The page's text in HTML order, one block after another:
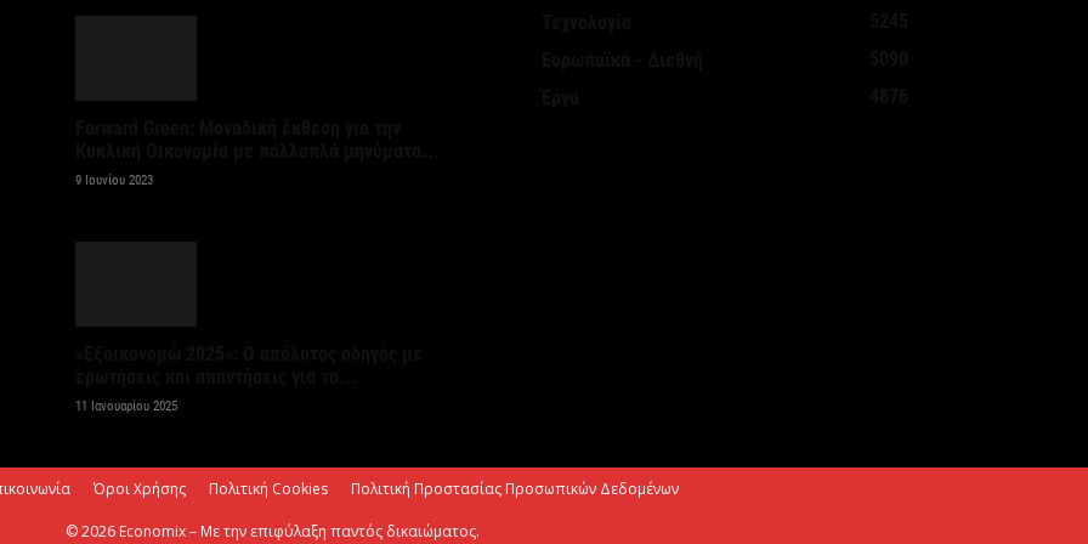
του...
9 Ιουνίου 2023
11 Ιανουαρίου 2025
Όροι Χρήσης Πολιτική Cookies Πολιτική Προστασίας Προσωπικών Δεδομένων
© 2026 Economix – Με την επιφύλαξη παντός δικαιώματος.